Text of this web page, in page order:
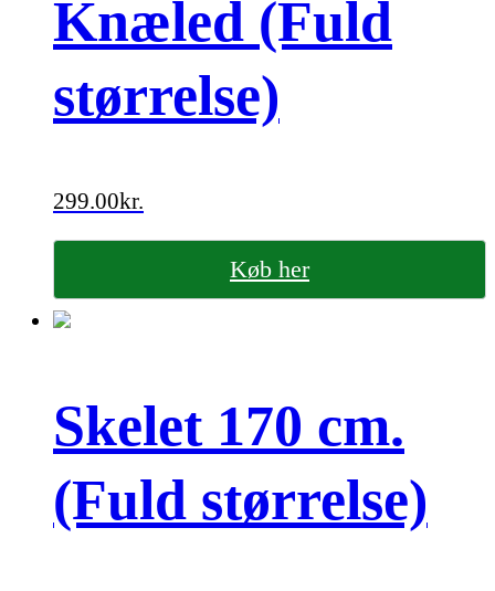
Knæled (Fuld
størrelse)
299.00kr.
Køb her
Skelet 170 cm.
(Fuld størrelse)